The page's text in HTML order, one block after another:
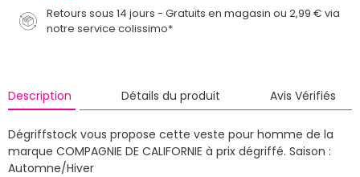
Retours sous 14 jours - Gratuits en magasin ou 2,99 € via
notre service colissimo*
Description Détails du produit Avis Vérifiés
Dégriffstock vous propose cette veste pour homme de la
marque COMPAGNIE DE CALIFORNIE à prix dégriffé. Saison :
Automne/Hiver